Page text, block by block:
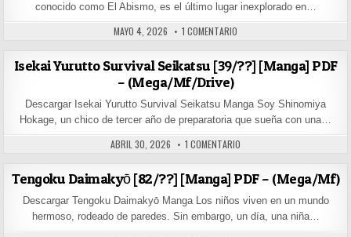
conocido como El Abismo, es el último lugar inexplorado en…
PUBLISHED DATE:
MAYO 4, 2026 1 COMENTARIO
Isekai Yurutto Survival Seikatsu [39/??] [Manga] PDF
– (Mega/Mf/Drive)
Descargar Isekai Yurutto Survival Seikatsu Manga Soy Shinomiya
Hokage, un chico de tercer año de preparatoria que sueña con una…
PUBLISHED DATE:
ABRIL 30, 2026 1 COMENTARIO
Tengoku Daimakyō [82/??] [Manga] PDF – (Mega/Mf)
Descargar Tengoku Daimakyō Manga Los niños viven en un mundo
hermoso, rodeado de paredes. Sin embargo, un día, una niña…